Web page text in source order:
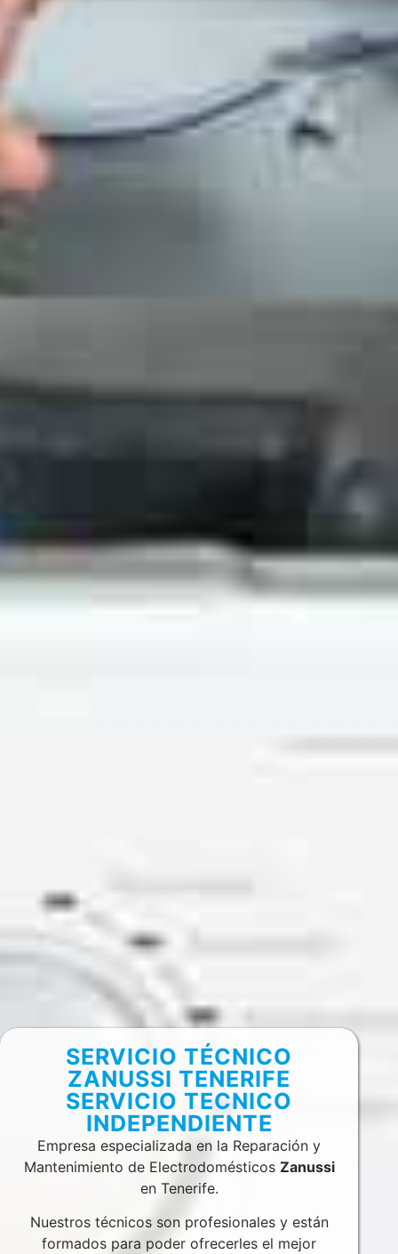
SERVICIO TÉCNICO
ZANUSSI TENERIFE
SERVICIO TECNICO
INDEPENDIENTE
Empresa especializada en la Reparación y
Mantenimiento de Electrodomésticos Zanussi
en Tenerife.
Nuestros técnicos son profesionales y están
formados para poder ofrecerles el mejor